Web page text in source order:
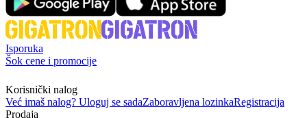
Isporuka
Šok cene i promocije
Korisnički nalog
Već imaš nalog? Uloguj se sadaZaboravljena lozinkaRegistracija
Prodaja